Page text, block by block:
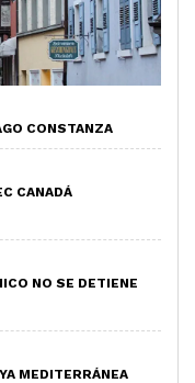
CONSTANZA
CANADÁ
NO SE DETIENE
MEDITERRÁNEA